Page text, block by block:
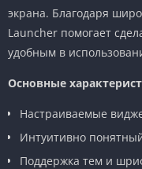
экрана. Благодаря
Launcher помогает
удобным в
Основные
Настраиваемые
Интуитивно
Поддержка тем и